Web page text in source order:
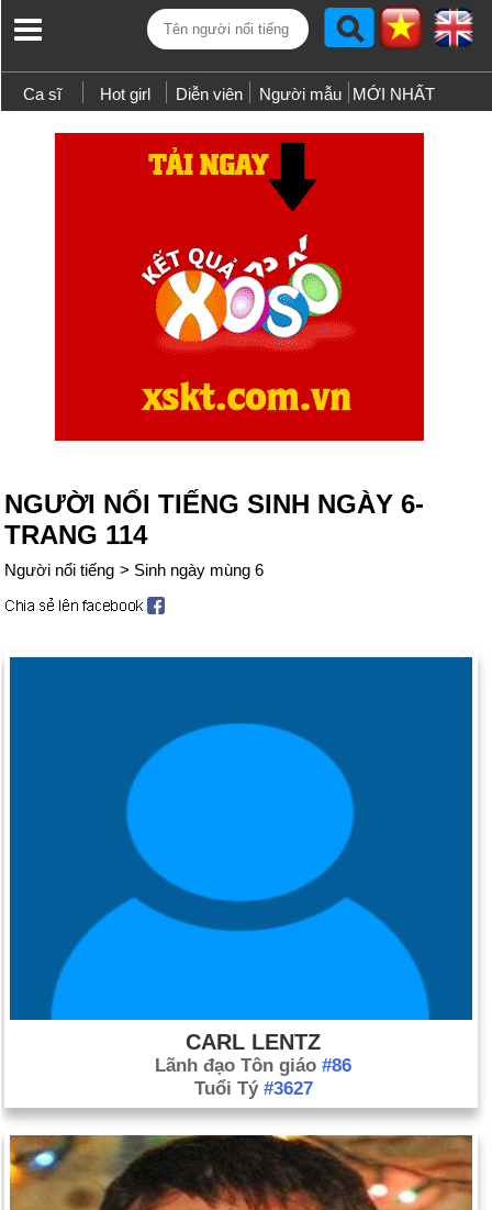
Ca sĩ Hot girl Diễn viên Người mẫu MỚI NHẤT
NGƯỜI NỔI TIẾNG SINH NGÀY 6-
TRANG 114
Người nổi tiếng > Sinh ngày mùng 6
CARL LENTZ
Lãnh đạo Tôn giáo #86
Tuổi Tý #3627